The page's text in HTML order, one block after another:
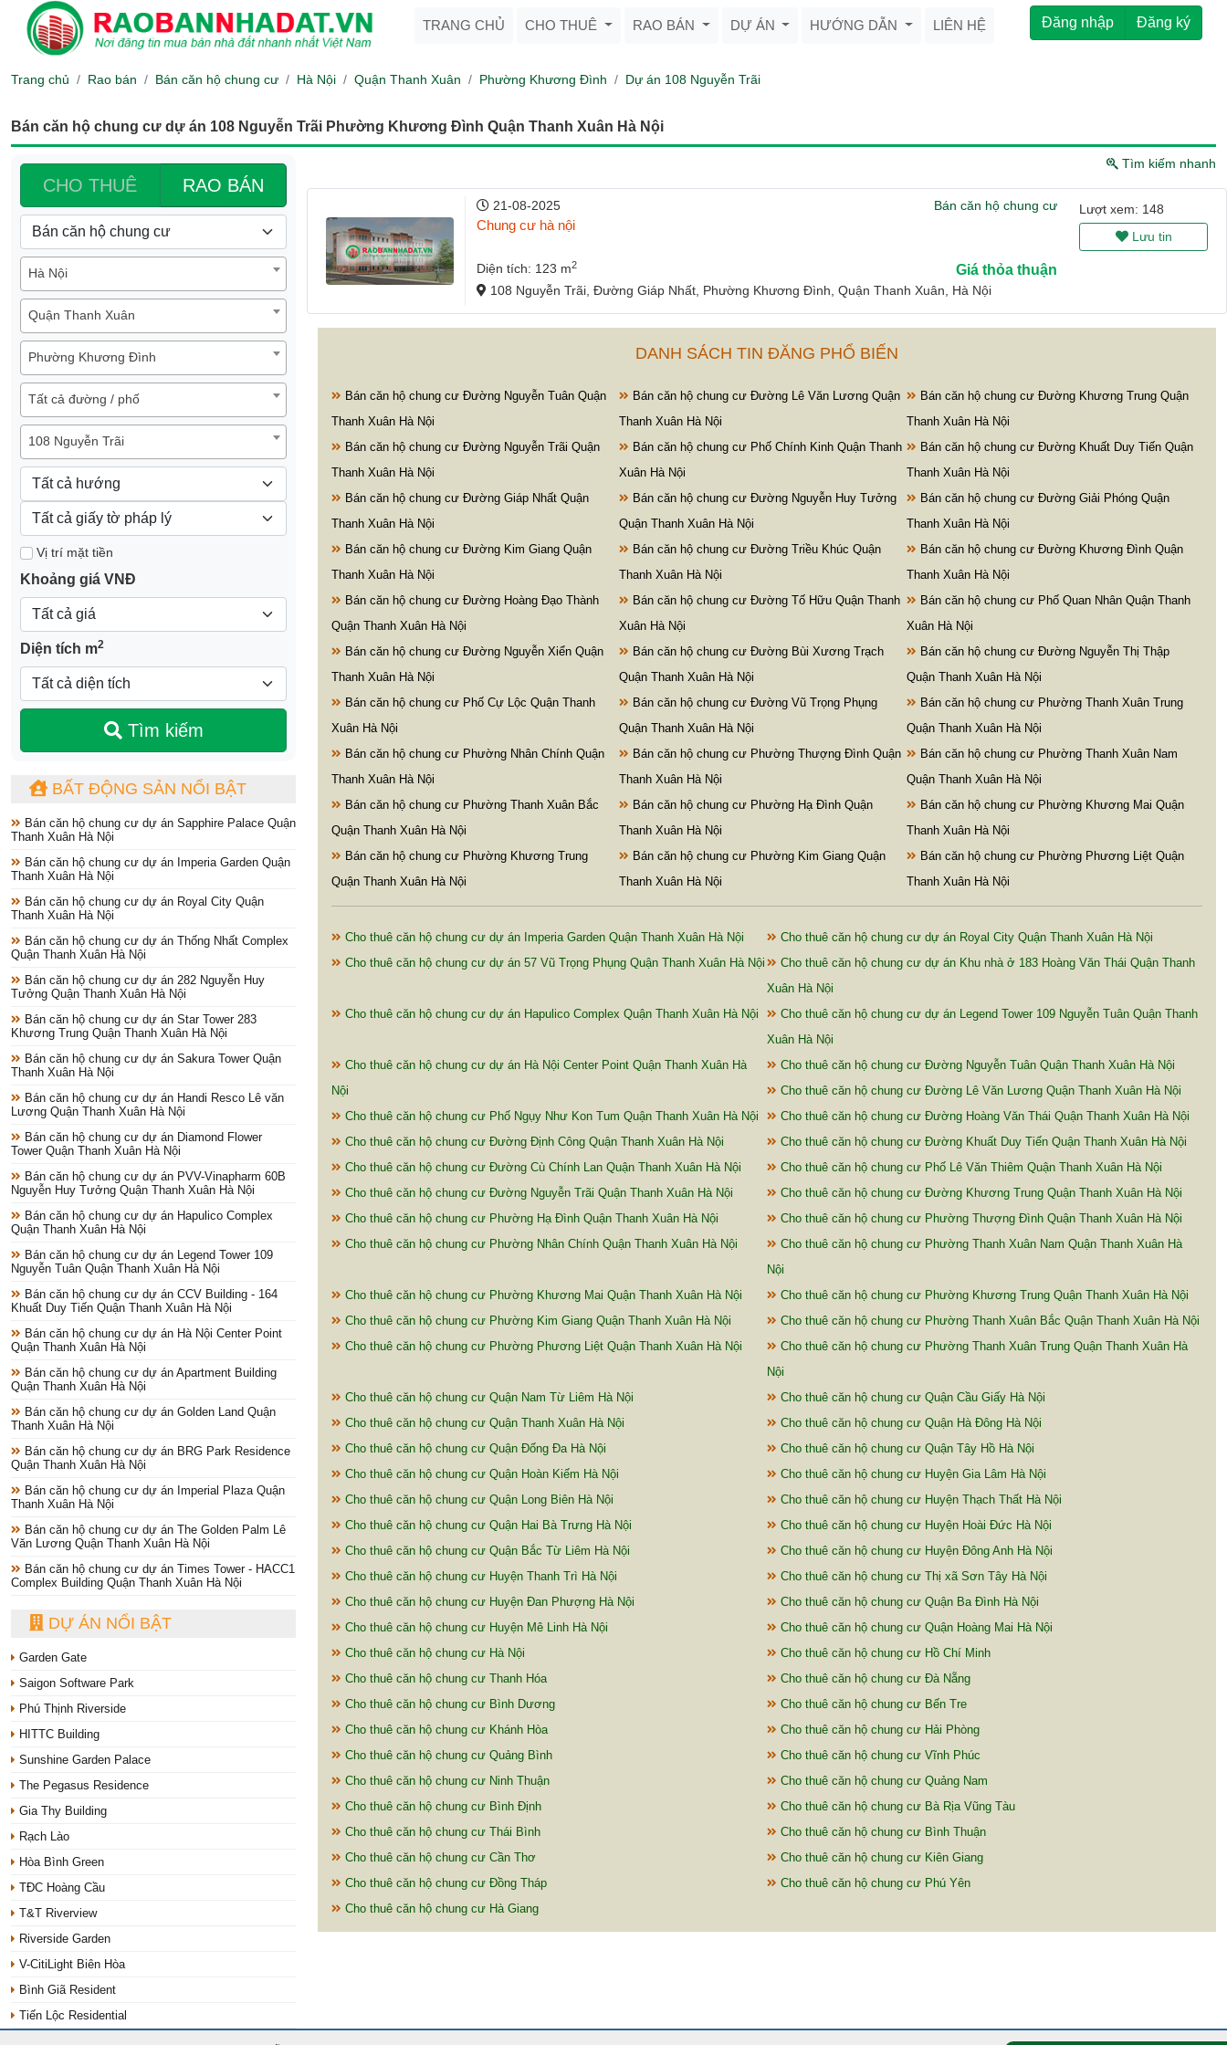
TRANG CHỦ CHO THUÊ RAO BÁN DỰ ÁN HƯỚNG DẪN LIÊN HỆ Đăng nhập Đăng ký
Trang chủ Rao bán Bán căn hộ chung cư Hà Nội Quận Thanh Xuân Phường Khương Đình Dự án 108 Nguyễn Trãi
Bán căn hộ chung cư dự án 108 Nguyễn Trãi Phường Khương Đình Quận Thanh Xuân Hà Nội
CHO THUÊ RAO BÁN
Hà Nội
Quận Thanh Xuân
Phường Khương Đình
Tất cả đường / phố
108 Nguyễn Trãi
Vị trí mặt tiền
Khoảng giá VNĐ
Diện tích m2
Tìm kiếm
BẤT ĐỘNG SẢN NỔI BẬT
Bán căn hộ chung cư dự án Sapphire Palace Quận
Thanh Xuân Hà Nội
Bán căn hộ chung cư dự án Imperia Garden Quận
Thanh Xuân Hà Nội
Bán căn hộ chung cư dự án Royal City Quận
Thanh Xuân Hà Nội
Bán căn hộ chung cư dự án Thống Nhất Complex
Quận Thanh Xuân Hà Nội
Bán căn hộ chung cư dự án 282 Nguyễn Huy
Tưởng Quận Thanh Xuân Hà Nội
Bán căn hộ chung cư dự án Star Tower 283
Khương Trung Quận Thanh Xuân Hà Nội
Bán căn hộ chung cư dự án Sakura Tower Quận
Thanh Xuân Hà Nội
Bán căn hộ chung cư dự án Handi Resco Lê văn
Lương Quận Thanh Xuân Hà Nội
Bán căn hộ chung cư dự án Diamond Flower
Tower Quận Thanh Xuân Hà Nội
Bán căn hộ chung cư dự án PVV-Vinapharm 60B
Nguyễn Huy Tưởng Quận Thanh Xuân Hà Nội
Bán căn hộ chung cư dự án Hapulico Complex
Quận Thanh Xuân Hà Nội
Bán căn hộ chung cư dự án Legend Tower 109
Nguyễn Tuân Quận Thanh Xuân Hà Nội
Bán căn hộ chung cư dự án CCV Building - 164
Khuất Duy Tiến Quận Thanh Xuân Hà Nội
Bán căn hộ chung cư dự án Hà Nội Center Point
Quận Thanh Xuân Hà Nội
Bán căn hộ chung cư dự án Apartment Building
Quận Thanh Xuân Hà Nội
Bán căn hộ chung cư dự án Golden Land Quận
Thanh Xuân Hà Nội
Bán căn hộ chung cư dự án BRG Park Residence
Quận Thanh Xuân Hà Nội
Bán căn hộ chung cư dự án Imperial Plaza Quận
Thanh Xuân Hà Nội
Bán căn hộ chung cư dự án The Golden Palm Lê
Văn Lương Quận Thanh Xuân Hà Nội
Bán căn hộ chung cư dự án Times Tower - HACC1
Complex Building Quận Thanh Xuân Hà Nội
DỰ ÁN NỔI BẬT
Garden Gate
Saigon Software Park
Phú Thịnh Riverside
HITTC Building
Sunshine Garden Palace
The Pegasus Residence
Gia Thy Building
Rạch Lào
Hòa Bình Green
TĐC Hoàng Cầu
T&T Riverview
Riverside Garden
V-CitiLight Biên Hòa
Bình Giã Resident
Tiến Lộc Residential
Tìm kiếm nhanh
21-08-2025 Bán căn hộ chung cư
Chung cư hà nội
Diện tích: 123 m2 Giá thỏa thuận
108 Nguyễn Trãi, Đường Giáp Nhất, Phường Khương Đình, Quận Thanh Xuân, Hà Nội
Lượt xem: 148
Lưu tin
DANH SÁCH TIN ĐĂNG PHỔ BIẾN
Bán căn hộ chung cư Đường Nguyễn Tuân Quận
Thanh Xuân Hà Nội
Bán căn hộ chung cư Đường Lê Văn Lương Quận
Thanh Xuân Hà Nội
Bán căn hộ chung cư Đường Khương Trung Quận
Thanh Xuân Hà Nội
Bán căn hộ chung cư Đường Nguyễn Trãi Quận
Thanh Xuân Hà Nội
Bán căn hộ chung cư Phố Chính Kinh Quận Thanh
Xuân Hà Nội
Bán căn hộ chung cư Đường Khuất Duy Tiến Quận
Thanh Xuân Hà Nội
Bán căn hộ chung cư Đường Giáp Nhất Quận
Thanh Xuân Hà Nội
Bán căn hộ chung cư Đường Nguyễn Huy Tưởng
Quận Thanh Xuân Hà Nội
Bán căn hộ chung cư Đường Giải Phóng Quận
Thanh Xuân Hà Nội
Bán căn hộ chung cư Đường Kim Giang Quận
Thanh Xuân Hà Nội
Bán căn hộ chung cư Đường Triều Khúc Quận
Thanh Xuân Hà Nội
Bán căn hộ chung cư Đường Khương Đình Quận
Thanh Xuân Hà Nội
Bán căn hộ chung cư Đường Hoàng Đạo Thành
Quận Thanh Xuân Hà Nội
Bán căn hộ chung cư Đường Tố Hữu Quận Thanh
Xuân Hà Nội
Bán căn hộ chung cư Phố Quan Nhân Quận Thanh
Xuân Hà Nội
Bán căn hộ chung cư Đường Nguyễn Xiển Quận
Thanh Xuân Hà Nội
Bán căn hộ chung cư Đường Bùi Xương Trạch
Quận Thanh Xuân Hà Nội
Bán căn hộ chung cư Đường Nguyễn Thị Thập
Quận Thanh Xuân Hà Nội
Bán căn hộ chung cư Phố Cự Lộc Quận Thanh
Xuân Hà Nội
Bán căn hộ chung cư Đường Vũ Trọng Phụng
Quận Thanh Xuân Hà Nội
Bán căn hộ chung cư Phường Thanh Xuân Trung
Quận Thanh Xuân Hà Nội
Bán căn hộ chung cư Phường Nhân Chính Quận
Thanh Xuân Hà Nội
Bán căn hộ chung cư Phường Thượng Đình Quận
Thanh Xuân Hà Nội
Bán căn hộ chung cư Phường Thanh Xuân Nam
Quận Thanh Xuân Hà Nội
Bán căn hộ chung cư Phường Thanh Xuân Bắc
Quận Thanh Xuân Hà Nội
Bán căn hộ chung cư Phường Hạ Đình Quận
Thanh Xuân Hà Nội
Bán căn hộ chung cư Phường Khương Mai Quận
Thanh Xuân Hà Nội
Bán căn hộ chung cư Phường Khương Trung
Quận Thanh Xuân Hà Nội
Bán căn hộ chung cư Phường Kim Giang Quận
Thanh Xuân Hà Nội
Bán căn hộ chung cư Phường Phương Liệt Quận
Thanh Xuân Hà Nội
Cho thuê căn hộ chung cư dự án Imperia Garden Quận Thanh Xuân Hà Nội
Cho thuê căn hộ chung cư dự án Royal City Quận Thanh Xuân Hà Nội
Cho thuê căn hộ chung cư dự án 57 Vũ Trọng Phụng Quận Thanh Xuân Hà Nội
Cho thuê căn hộ chung cư dự án Khu nhà ở 183 Hoàng Văn Thái Quận Thanh
Xuân Hà Nội
Cho thuê căn hộ chung cư dự án Hapulico Complex Quận Thanh Xuân Hà Nội
Cho thuê căn hộ chung cư dự án Legend Tower 109 Nguyễn Tuân Quận Thanh
Xuân Hà Nội
Cho thuê căn hộ chung cư dự án Hà Nội Center Point Quận Thanh Xuân Hà
Nội
Cho thuê căn hộ chung cư Đường Nguyễn Tuân Quận Thanh Xuân Hà Nội
Cho thuê căn hộ chung cư Đường Lê Văn Lương Quận Thanh Xuân Hà Nội
Cho thuê căn hộ chung cư Phố Ngụy Như Kon Tum Quận Thanh Xuân Hà Nội
Cho thuê căn hộ chung cư Đường Hoàng Văn Thái Quận Thanh Xuân Hà Nội
Cho thuê căn hộ chung cư Đường Định Công Quận Thanh Xuân Hà Nội
Cho thuê căn hộ chung cư Đường Khuất Duy Tiến Quận Thanh Xuân Hà Nội
Cho thuê căn hộ chung cư Đường Cù Chính Lan Quận Thanh Xuân Hà Nội
Cho thuê căn hộ chung cư Phố Lê Văn Thiêm Quận Thanh Xuân Hà Nội
Cho thuê căn hộ chung cư Đường Nguyễn Trãi Quận Thanh Xuân Hà Nội
Cho thuê căn hộ chung cư Đường Khương Trung Quận Thanh Xuân Hà Nội
Cho thuê căn hộ chung cư Phường Hạ Đình Quận Thanh Xuân Hà Nội
Cho thuê căn hộ chung cư Phường Thượng Đình Quận Thanh Xuân Hà Nội
Cho thuê căn hộ chung cư Phường Nhân Chính Quận Thanh Xuân Hà Nội
Cho thuê căn hộ chung cư Phường Thanh Xuân Nam Quận Thanh Xuân Hà
Nội
Cho thuê căn hộ chung cư Phường Khương Mai Quận Thanh Xuân Hà Nội
Cho thuê căn hộ chung cư Phường Khương Trung Quận Thanh Xuân Hà Nội
Cho thuê căn hộ chung cư Phường Kim Giang Quận Thanh Xuân Hà Nội
Cho thuê căn hộ chung cư Phường Thanh Xuân Bắc Quận Thanh Xuân Hà Nội
Cho thuê căn hộ chung cư Phường Phương Liệt Quận Thanh Xuân Hà Nội
Cho thuê căn hộ chung cư Phường Thanh Xuân Trung Quận Thanh Xuân Hà
Nội
Cho thuê căn hộ chung cư Quận Nam Từ Liêm Hà Nội
Cho thuê căn hộ chung cư Quận Cầu Giấy Hà Nội
Cho thuê căn hộ chung cư Quận Thanh Xuân Hà Nội
Cho thuê căn hộ chung cư Quận Hà Đông Hà Nội
Cho thuê căn hộ chung cư Quận Đống Đa Hà Nội
Cho thuê căn hộ chung cư Quận Tây Hồ Hà Nội
Cho thuê căn hộ chung cư Quận Hoàn Kiếm Hà Nội
Cho thuê căn hộ chung cư Huyện Gia Lâm Hà Nội
Cho thuê căn hộ chung cư Quận Long Biên Hà Nội
Cho thuê căn hộ chung cư Huyện Thạch Thất Hà Nội
Cho thuê căn hộ chung cư Quận Hai Bà Trưng Hà Nội
Cho thuê căn hộ chung cư Huyện Hoài Đức Hà Nội
Cho thuê căn hộ chung cư Quận Bắc Từ Liêm Hà Nội
Cho thuê căn hộ chung cư Huyện Đông Anh Hà Nội
Cho thuê căn hộ chung cư Huyện Thanh Trì Hà Nội
Cho thuê căn hộ chung cư Thị xã Sơn Tây Hà Nội
Cho thuê căn hộ chung cư Huyện Đan Phượng Hà Nội
Cho thuê căn hộ chung cư Quận Ba Đình Hà Nội
Cho thuê căn hộ chung cư Huyện Mê Linh Hà Nội
Cho thuê căn hộ chung cư Quận Hoàng Mai Hà Nội
Cho thuê căn hộ chung cư Hà Nội
Cho thuê căn hộ chung cư Hồ Chí Minh
Cho thuê căn hộ chung cư Thanh Hóa
Cho thuê căn hộ chung cư Đà Nẵng
Cho thuê căn hộ chung cư Bình Dương
Cho thuê căn hộ chung cư Bến Tre
Cho thuê căn hộ chung cư Khánh Hòa
Cho thuê căn hộ chung cư Hải Phòng
Cho thuê căn hộ chung cư Quảng Bình
Cho thuê căn hộ chung cư Vĩnh Phúc
Cho thuê căn hộ chung cư Ninh Thuận
Cho thuê căn hộ chung cư Quảng Nam
Cho thuê căn hộ chung cư Bình Định
Cho thuê căn hộ chung cư Bà Rịa Vũng Tàu
Cho thuê căn hộ chung cư Thái Bình
Cho thuê căn hộ chung cư Bình Thuận
Cho thuê căn hộ chung cư Cần Thơ
Cho thuê căn hộ chung cư Kiên Giang
Cho thuê căn hộ chung cư Đồng Tháp
Cho thuê căn hộ chung cư Phú Yên
Cho thuê căn hộ chung cư Hà Giang